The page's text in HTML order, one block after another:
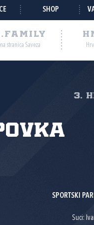
SHOP
stranica Saveza
3.
SPORTSKI
Suci: